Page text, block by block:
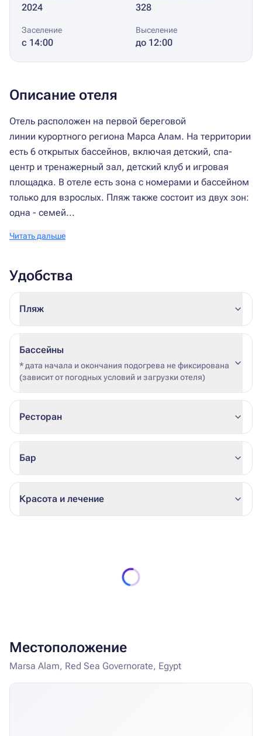
2024 328
Заселение
с 14:00
Выселение
до 12:00
Описание отеля
Отель расположен на первой береговой
линии курортного региона Марса Алам. На территории
есть 6 открытых бассейнов, включая детский, спа-
центр и тренажерный зал, детский клуб и игровая
площадка. В отеле есть зона с номерами и бассейном
только для взрослых. Пляж также состоит из двух зон:
одна - семей...
Читать дальше
Удобства
Пляж
Бассейны
* дата начала и окончания подогрева не фиксирована
(зависит от погодных условий и загрузки отеля)
Ресторан
Бар
Красота и лечение
Местоположение
Marsa Alam, Red Sea Governorate, Egypt